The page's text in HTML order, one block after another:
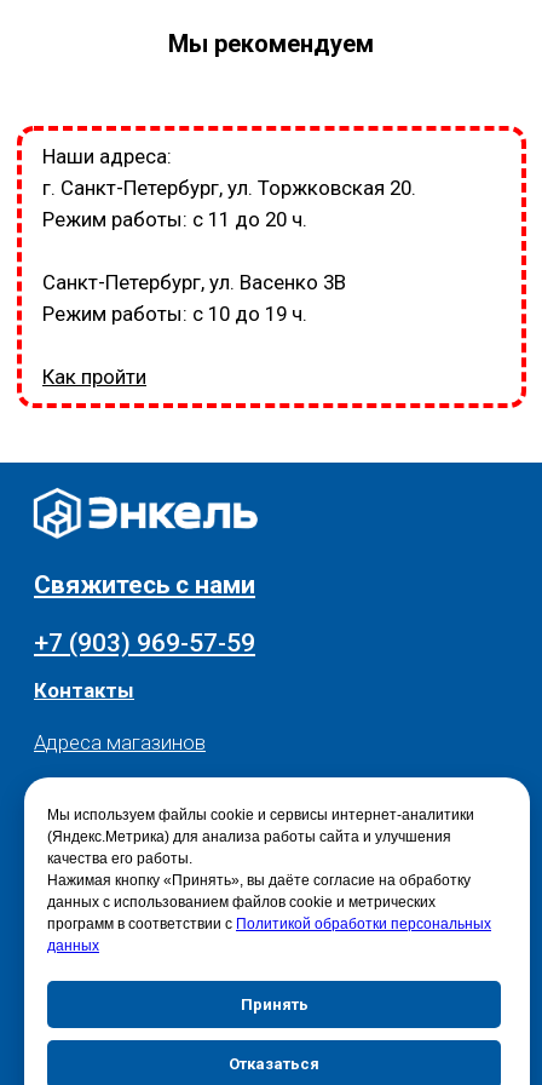
Мы используем файлы cookie и сервисы интернет-аналитики
(Яндекс.Метрика) для анализа работы сайта и улучшения
качества его работы.
Нажимая кнопку «Принять», вы даёте согласие на обработку
данных с использованием файлов cookie и метрических
программ в соответствии с Политикой обработки персональных
данных
Принять
Отказаться
Мы рекомендуем